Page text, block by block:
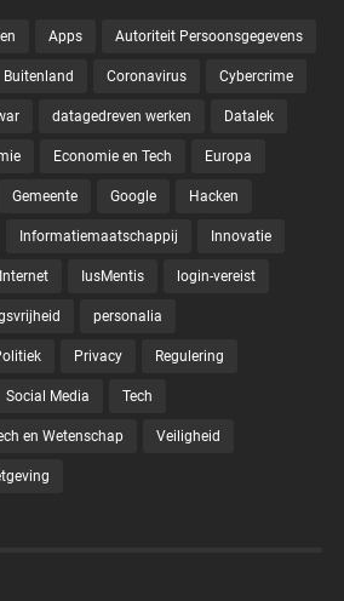
Apps Autoriteit Persoonsgegevens
Buitenland Coronavirus Cybercrime
datagedreven werken Datalek
Economie en Tech Europa
Gemeente Google Hacken
Informatiemaatschappij Innovatie
Internet IusMentis login-vereist
personalia
Privacy Regulering
Social Media Tech
en Wetenschap Veiligheid